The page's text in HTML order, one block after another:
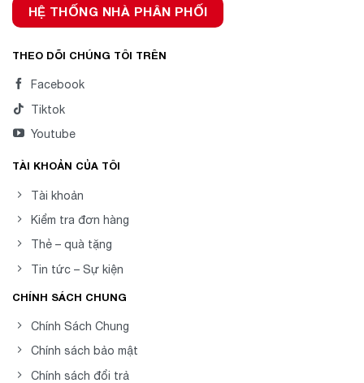
HỆ THỐNG NHÀ PHÂN PHỐI
THEO DÕI CHÚNG TÔI TRÊN
Facebook
Tiktok
Youtube
TÀI KHOẢN CỦA TÔI
Tài khoản
Kiểm tra đơn hàng
Thẻ – quà tặng
Tin tức – Sự kiện
CHÍNH SÁCH CHUNG
Chính Sách Chung
Chính sách bảo mật
Chính sách đổi trả